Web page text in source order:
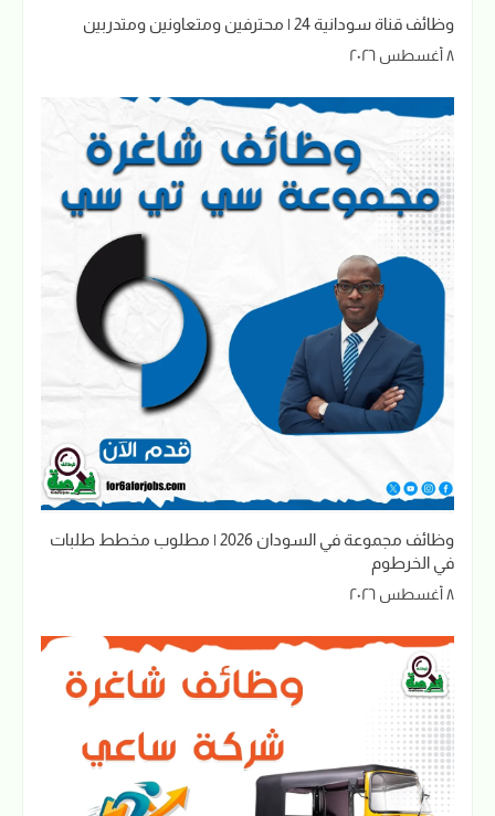
وظائف قناة سودانية 24 | محترفين ومتعاونين ومتدربين
٨ أغسطس ٢٠٢٦
وظائف مجموعة في السودان 2026 | مطلوب مخطط طلبات
في الخرطوم
٨ أغسطس ٢٠٢٦